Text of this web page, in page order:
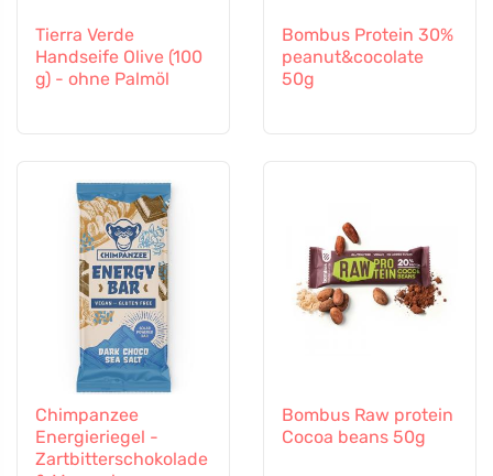
Tierra Verde
Handseife Olive (100
g) - ohne Palmöl
Bombus Protein 30%
peanut&cocolate
50g
Chimpanzee
Energieriegel -
Zartbitterschokolade
Bombus Raw protein
Cocoa beans 50g